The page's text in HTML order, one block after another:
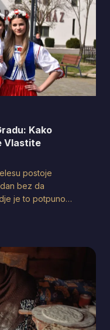
Kako
Vlastite
postoje
bez da
je to potpuno